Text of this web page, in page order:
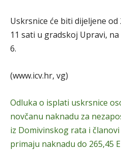
Uskrsnice će biti dijeljene od
11 sati u gradskoj Upravi,
6.
(www.icv.hr, vg)
Odluka o isplati uskrsnice
novčanu naknadu za
iz Domivinskog rata i
primaju naknadu do 265,45